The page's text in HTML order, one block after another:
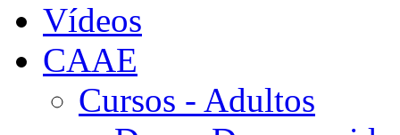
Vídeos
CAAE
Cursos - Adultos